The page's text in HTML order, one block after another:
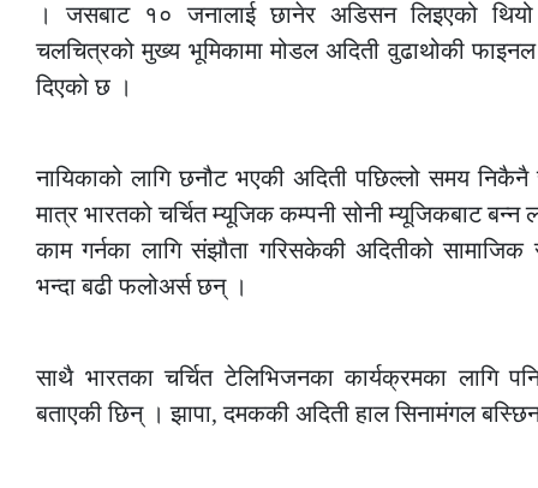
। जसबाट १० जनालाई छानेर अडिसन लिइएको
चलचित्रको मुख्य भूमिकामा मोडल अदिती वुढाथोकी फाइनल
दिएको छ ।
नायिकाको लागि छनौट भएकी अदिती पछिल्लो समय निकैनै
मात्र भारतको चर्चित म्यूजिक कम्पनी सोनी म्यूजिकबाट बन्न
काम गर्नका लागि संझौता गरिसकेकी अदितीको
भन्दा बढी फलोअर्स छन् ।
साथै भारतका चर्चित टेलिभिजनका कार्यक्रमका लागि
बताएकी छिन् । झापा, दमककी अदिती हाल सिनामंगल